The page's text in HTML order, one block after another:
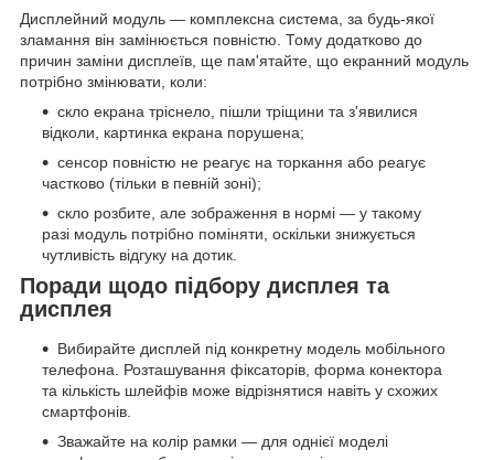
Дисплейний модуль — комплексна система, за будь-якої
зламання він замінюється повністю. Тому додатково до
причин заміни дисплеїв, ще пам'ятайте, що екранний модуль
потрібно змінювати, коли:
скло екрана тріснело, пішли тріщини та з'явилися
відколи, картинка екрана порушена;
сенсор повністю не реагує на торкання або реагує
частково (тільки в певній зоні);
скло розбите, але зображення в нормі — у такому
разі модуль потрібно поміняти, оскільки знижується
чутливість відгуку на дотик.
Поради щодо підбору дисплея та
дисплея
Вибирайте дисплей під конкретну модель мобільного
телефона. Розташування фіксаторів, форма конектора
та кількість шлейфів може відрізнятися навіть у схожих
смартфонів.
Зважайте на колір рамки — для однієї моделі